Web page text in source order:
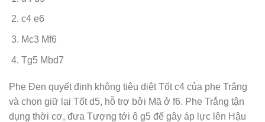
c4 e6
Mc3 Mf6
Tg5 Mbd7
Phe Đen quyết định không tiêu diệt Tốt c4 của phe Trắng
và chọn giữ lại Tốt d5, hỗ trợ bởi Mã ở f6. Phe Trắng tận
dụng thời cơ, đưa Tượng tới ô g5 để gây áp lực lên Hậu